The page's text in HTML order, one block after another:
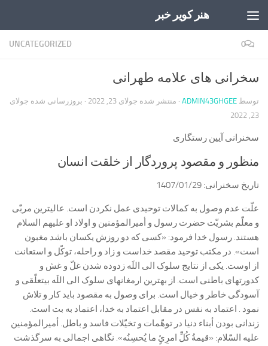
هنر کویر خبر
UNCATEGORIZED 0
سخرانی های علامه طهرانی
توسط ADMIN43GHGEE · منتشر شده جولای 23, 2022 · بروزرسانی شده جولای
23, 2022
سخنرانی آیین رستگاری
منظور و مقصود پروردگار از خلقت انسان
تاریخ سخنرانی: 1407/01/29
علّت عدم وصول به کمالات توحیدی عمل نکردن است. عالی‏ترین مربّی
و معلّم بشریّت حضرت رسول و أمیرالمؤمنین و اولاد او علیهم السلام
هستند. رسول خدا فرمود: «کسی که دو روزش یکسان باشد مغبون
است». در مکتب توحید مقصد خداست و زاد و راحله، توکّل و استعانت
از اوست. یکی از نتایج سلوک الی اللَه زدوده شدن غلّ و غش و
کدورت‏های باطنی است. از بهترین ارمغان‏های سلوک الی اللَه بی‏تعلّقی و
آسودگی خاطر و خیال است. برای وصول به مقصود باید کار و تلاش
نمود . اعتماد به نفس در مقابل اعتماد به خدا، اعتماد به بت است.
زندانی بودن أبناء دنیا در توهّمات و تخیّلات فاسد و باطل. أمیرالمؤمنین
علیه السّلام: «قیمةُ کُلِّ امرِئٍ ما یُحسِنُه». نگاهی اجمالی به سرگذشت